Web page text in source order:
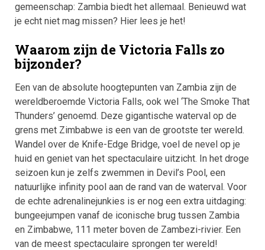
gemeenschap: Zambia biedt het allemaal. Benieuwd wat
je echt niet mag missen? Hier lees je het!
Waarom zijn de Victoria Falls zo
bijzonder?
Een van de absolute hoogtepunten van Zambia zijn de
wereldberoemde Victoria Falls, ook wel ‘The Smoke That
Thunders’ genoemd. Deze gigantische waterval op de
grens met Zimbabwe is een van de grootste ter wereld.
Wandel over de Knife-Edge Bridge, voel de nevel op je
huid en geniet van het spectaculaire uitzicht. In het droge
seizoen kun je zelfs zwemmen in Devil’s Pool, een
natuurlijke infinity pool aan de rand van de waterval. Voor
de echte adrenalinejunkies is er nog een extra uitdaging:
bungeejumpen vanaf de iconische brug tussen Zambia
en Zimbabwe, 111 meter boven de Zambezi-rivier. Een
van de meest spectaculaire sprongen ter wereld!